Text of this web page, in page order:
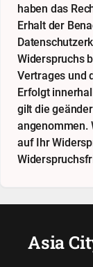
haben das
Erhalt der
Widerspruchs
Vertrages und
Erfolgt
gilt die
angenommen.
auf Ihr
Asia